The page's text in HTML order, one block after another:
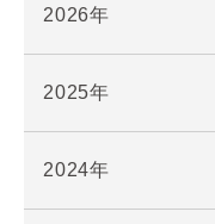
2026年
2025年
2024年